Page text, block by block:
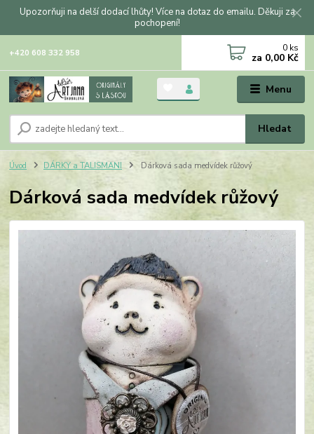
Upozorňuji na delší dodací lhůty! Více na dotaz do emailu. Děkuji za
pochopení!
Menu
Hledat
+420 608 332 958 0 ks
za 0,00 Kč
Úvod DÁRKY a TALISMANI Dárková sada medvídek růžový
Dárková sada medvídek růžový